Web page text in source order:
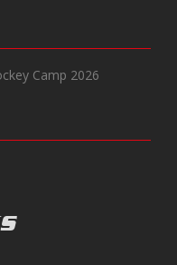
Camp 2026